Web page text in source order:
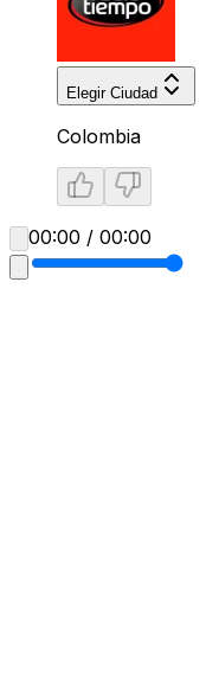
Elegir Ciudad
Colombia
00:00 / 00:00